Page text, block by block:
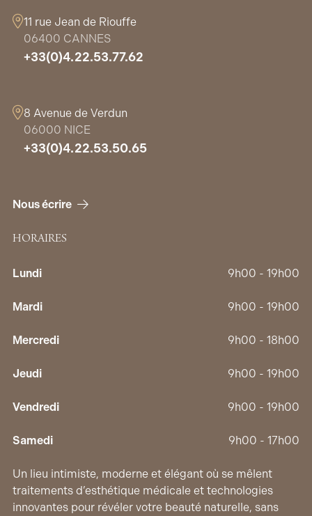
11 rue Jean de Riouffe
06400 CANNES
+33(0)4.22.53.77.62
8 Avenue de Verdun
06000 NICE
+33(0)4.22.53.50.65
Nous écrire
Un lieu intimiste, moderne et élégant où se mêlent
traitements d’esthétique médicale et technologies
innovantes pour révéler votre beauté naturelle, sans
HORAIRES
Lundi 9h00 - 19h00
Mardi 9h00 - 19h00
Mercredi 9h00 - 18h00
Jeudi 9h00 - 19h00
Vendredi 9h00 - 19h00
Samedi 9h00 - 17h00